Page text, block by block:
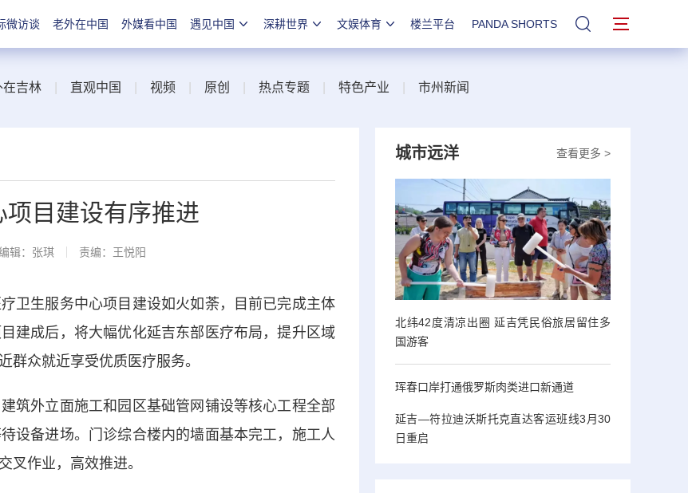
微访谈 老外在中国 外媒看中国 遇见中国 深耕世界 文娱体育 楼兰平台 PANDA SHORTS 站内搜索
在吉林 直观中国 视频 原创 热点专题 特色产业 市州新闻
目建设有序推进
辑：张琪 责编：王悦阳
生服务中心项目建设如火如荼，目前已完成主体
建成后，将大幅优化延吉东部医疗布局，提升区域
群众就近享受优质医疗服务。
外立面施工和园区基础管网铺设等核心工程全部
设备进场。门诊综合楼内的墙面基本完工，施工人
叉作业，高效推进。
查看更多 >
城市远洋
北纬42度清凉出圈 延吉凭民俗旅居留住多
国游客
珲春口岸打通俄罗斯肉类进口新通道
延吉—符拉迪沃斯托克直达客运班线3月30
日重启